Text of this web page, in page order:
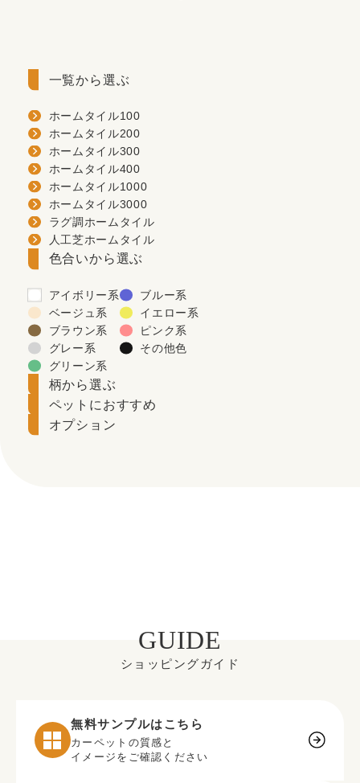
一覧から選ぶ
ホームタイル100
ホームタイル200
ホームタイル300
ホームタイル400
ホームタイル1000
ホームタイル3000
ラグ調ホームタイル
人工芝ホームタイル
色合いから選ぶ
アイボリー系
ベージュ系
ブラウン系
グレー系
グリーン系
ブルー系
イエロー系
ピンク系
その他色
柄から選ぶ
ペットにおすすめ
オプション
GUIDE
ショッピングガイド
無料サンプルはこちら
カーペットの質感と
イメージをご確認ください